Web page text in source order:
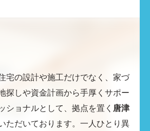
宅の設計や施工だけでなく、家づ
探しや資金計画から手厚くサポー
ショナルとして、拠点を置く 唐津
ただいております。一人ひとり異